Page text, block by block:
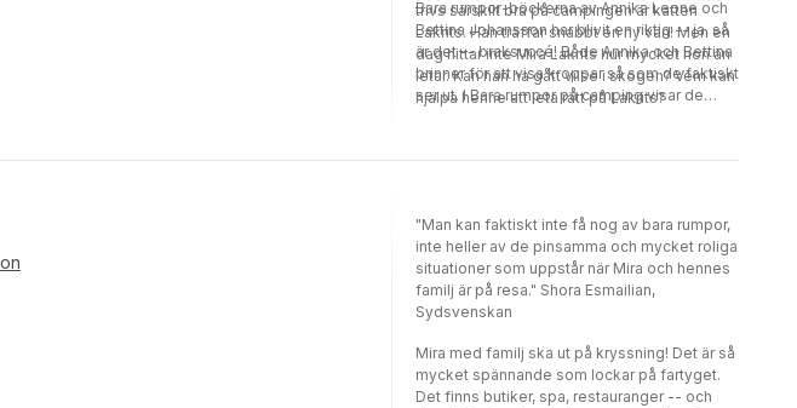
trivs särskilt bra på campingen är katten
Lakrits. Han träffar snabbt en ny vän! Men en
dag hittar inte Mira Lakrits hur mycket hon än
letar. Kan han ha gått vilse i skogen? Vem kan
hjälpa henne att leta rätt på Lakrits?
Bara rumpor-böckerna av Annika Leone och
Bettina Johansson har blivit en riktig -- ja, så
är det -- braksuccé! Både Annika och Bettina
brinner för att visa kroppar så som de faktiskt
ser ut. I Bara rumpor på camping visar de
Miras perspektiv, såklart!
"Man kan faktiskt inte få nog av bara rumpor,
inte heller av de pinsamma och mycket roliga
situationer som uppstår när Mira och hennes
familj är på resa." Shora Esmailian,
Sydsvenskan
Mira med familj ska ut på kryssning! Det är så
mycket spännande som lockar på fartyget.
Det finns butiker, spa, restauranger -- och